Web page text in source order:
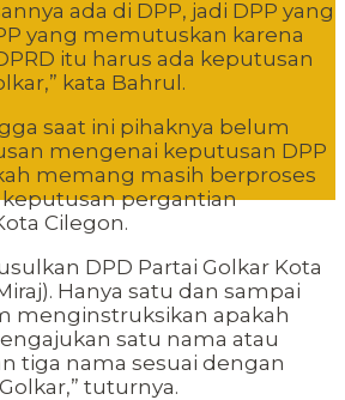
ada di DPP, jadi DPP yang
yang memutuskan karena
itu harus ada keputusan
kata Bahrul.
saat ini pihaknya belum
mengenai keputusan DPP
memang masih berproses
pergantian
Cilegon.
DPD Partai Golkar Kota
Hanya satu dan sampai
menginstruksikan apakah
satu nama atau
tiga nama sesuai dengan
tuturnya.